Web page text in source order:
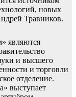
новых
Травников.
являются
и высшего
и торговли
отделение.
выступает